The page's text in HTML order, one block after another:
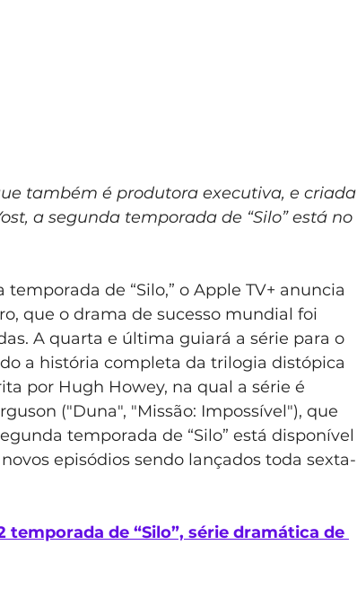
também é produtora executiva, e criada
a segunda temporada de “Silo” está no
de “Silo,” o Apple TV+ anuncia
que o drama de sucesso mundial foi
A quarta e última guiará a série para o
a história completa da trilogia distópica
por Hugh Howey, na qual a série é
("Duna", "Missão: Impossível"), que
temporada de “Silo” está disponível
episódios sendo lançados toda sexta-
de “Silo”, série dramática de